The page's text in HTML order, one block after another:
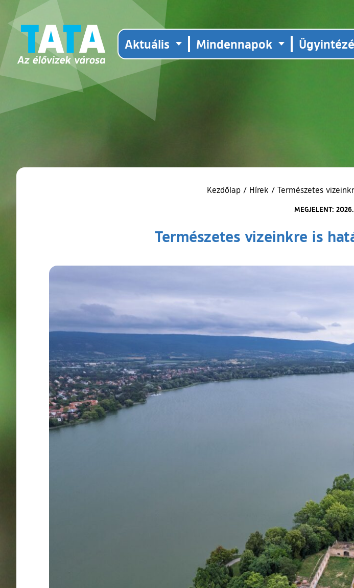
Aktuális Mindennapok
Kezdőlap / Hírek / Természetes
MEGJELENT:
Természetes vizeinkre is